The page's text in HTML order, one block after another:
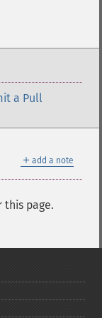
a Pull
＋ add a note
this page.